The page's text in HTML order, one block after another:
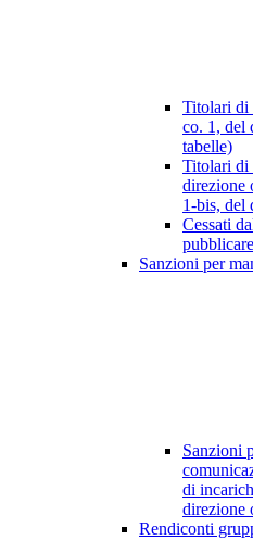
Titolari di
co. 1, del
tabelle)
Titolari di
direzione
1-bis, del
Cessati
Sanzioni per
Sanzioni
di
direzione
Rendiconti